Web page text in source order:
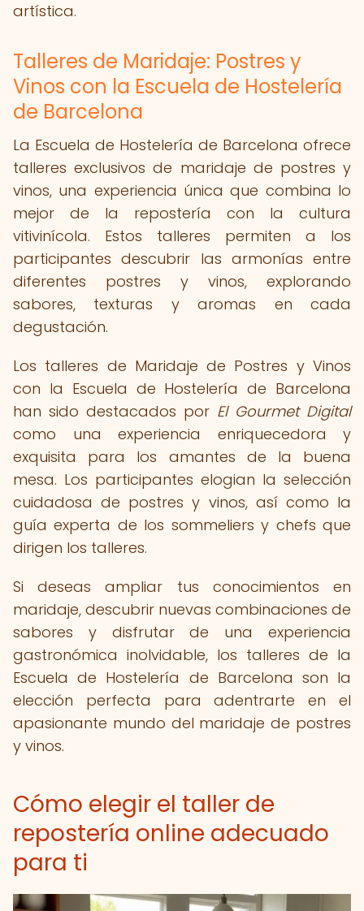
artística.
Talleres de Maridaje: Postres y
Vinos con la Escuela de Hostelería
de Barcelona
La Escuela de Hostelería de Barcelona ofrece
talleres exclusivos de maridaje de postres y
vinos, una experiencia única que combina lo
mejor de la repostería con la cultura
vitivinícola. Estos talleres permiten a los
participantes descubrir las armonías entre
diferentes postres y vinos, explorando
sabores, texturas y aromas en cada
degustación.
Los talleres de Maridaje de Postres y Vinos
con la Escuela de Hostelería de Barcelona
han sido destacados por El Gourmet Digital
como una experiencia enriquecedora y
exquisita para los amantes de la buena
mesa. Los participantes elogian la selección
cuidadosa de postres y vinos, así como la
guía experta de los sommeliers y chefs que
dirigen los talleres.
Si deseas ampliar tus conocimientos en
maridaje, descubrir nuevas combinaciones de
sabores y disfrutar de una experiencia
gastronómica inolvidable, los talleres de la
Escuela de Hostelería de Barcelona son la
elección perfecta para adentrarte en el
apasionante mundo del maridaje de postres
y vinos.
Cómo elegir el taller de
repostería online adecuado
para ti